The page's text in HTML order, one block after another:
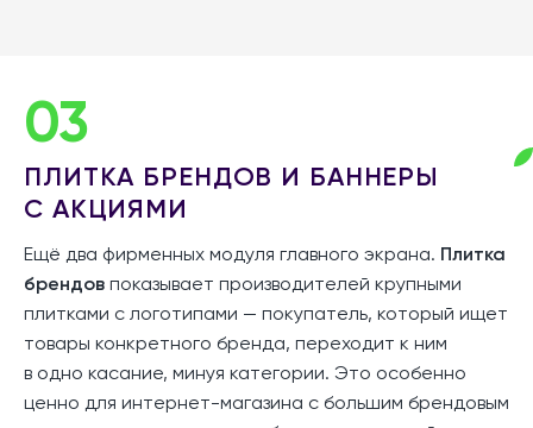
03
ПЛИТКА БРЕНДОВ И БАННЕРЫ
С АКЦИЯМИ
Ещё два фирменных модуля главного экрана. Плитка
брендов показывает производителей крупными
плитками с логотипами — покупатель, который ищет
товары конкретного бренда, переходит к ним
в одно касание, минуя категории. Это особенно
ценно для интернет-магазина с большим брендовым